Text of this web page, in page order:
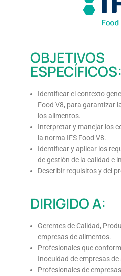
OBJETIVOS
ESPECÍFICOS:
Identificar el contexto
Food V8, para garantizar
los alimentos.
Interpretar y manejar los
la norma IFS Food V8.
Identificar y aplicar los
de gestión de la calidad e
Describir requisitos y del
DIRIGIDO A:
Gerentes de Calidad,
empresas de alimentos.
Profesionales que
Inocuidad de empresas de
Profesionales de